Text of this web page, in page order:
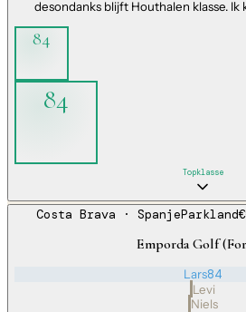
desondanks blijft Houthalen klasse.
84
84
Topklasse
Costa Brava · SpanjeParkland
Emporda Golf
Lars84
Levi
Niels